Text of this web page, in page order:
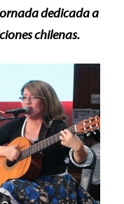
dedicada a
chilenas.